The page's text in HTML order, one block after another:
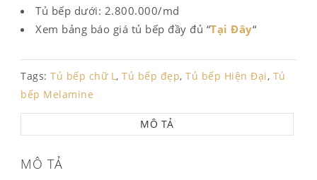
Tủ bếp dưới: 2.800.000/md
Xem bảng báo giá tủ bếp đầy đủ “Tại Đây“
Tags: Tủ bếp chữ L, Tủ bếp đẹp, Tủ bếp Hiện Đại, Tủ
bếp Melamine
MÔ TẢ
MÔ TẢ